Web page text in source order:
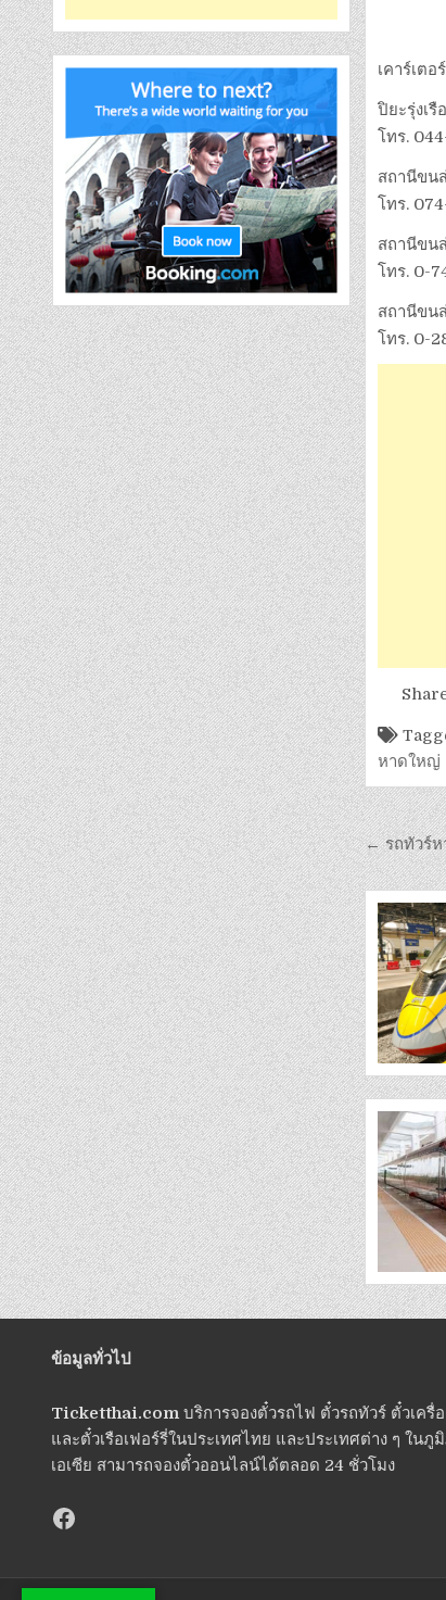
เคาร์เต
ปิยะรุ่งเ
โทร.
สถานีขน
โทร.
สถานีขน
โทร. 0-
สถานีขน
โทร. 0-
หาดใหญ่
← รถทัวร์ห
ข้อมูลทั่วไป
Ticketthai.com บริการจองตั๋วรถไฟ ตั๋วรถทัวร์ ตั๋วเครื่
และตั๋วเรือเฟอร์รี่ในประเทศไทย และประเทศต่าง ๆ ในภู
เอเซีย สามารถจองตั๋วออนไลน์ได้ตลอด 24 ชั่วโมง